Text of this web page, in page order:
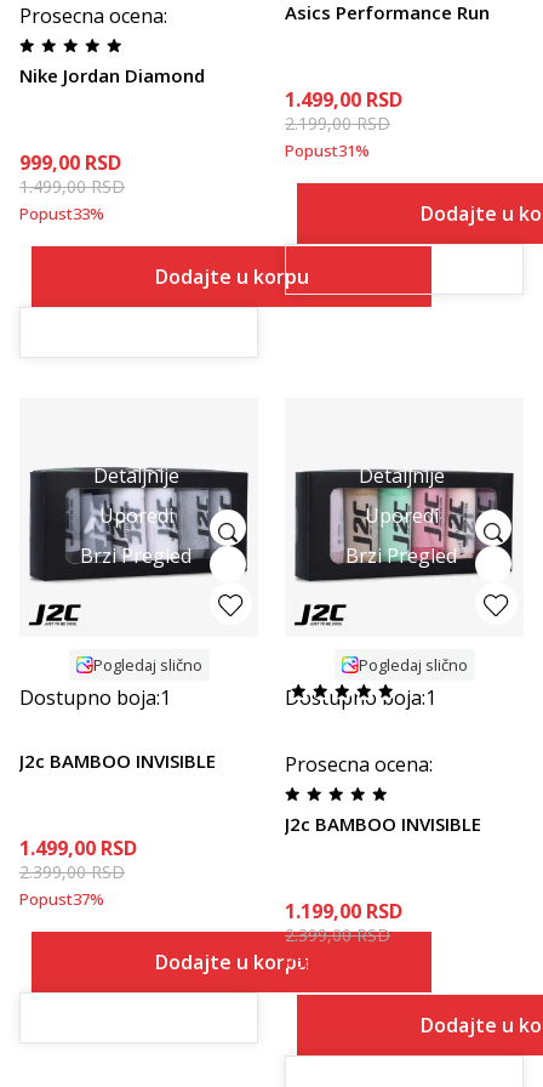
Prosecna ocena:
Nike Jordan Diamond
999,00 RSD
1.499,00RSD
Popust33%
Dodajte u korpu
Asics Performance Run
1.499,00 RSD
2.199,00RSD
Popust31%
Dodajte u
Detaljnije
Uporedi
Brzi Pregled
Pogledaj slično
Dostupno boja:1
J2c BAMBOO INVISIBLE
1.499,00 RSD
2.399,00RSD
Popust37%
Dodajte u korpu
Detaljnije
Uporedi
Brzi Pregled
Pogledaj slično
Dostupno boja:1
Prosecna ocena:
J2c BAMBOO INVISIBLE
1.199,00 RSD
2.399,00RSD
Popust
Dodajte u